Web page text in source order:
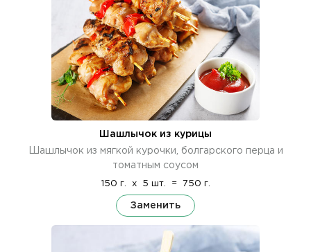
Шашлычок из курицы
Шашлычок из мягкой курочки, болгарского перца и
томатным соусом
150 г. x 5 шт. = 750 г.
Заменить